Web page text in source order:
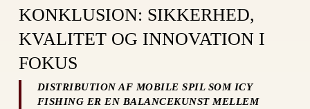
KONKLUSION: SIKKERHED,
KVALITET OG INNOVATION I
FOKUS
DISTRIBUTION AF MOBILE SPIL SOM ICY
FISHING ER EN BALANCEKUNST MELLEM